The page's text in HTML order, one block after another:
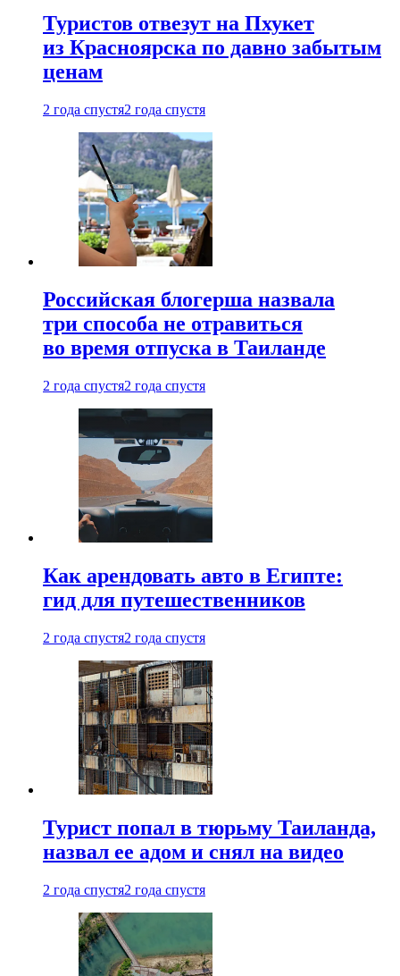
Туристов отвезут на Пхукет
из Красноярска по давно забытым
ценам
2 года спустя2 года спустя
Российская блогерша назвала
три способа не отравиться
во время отпуска в Таиланде
2 года спустя2 года спустя
Как арендовать авто в Египте:
гид для путешественников
2 года спустя2 года спустя
Турист попал в тюрьму Таиланда,
назвал ее адом и снял на видео
2 года спустя2 года спустя